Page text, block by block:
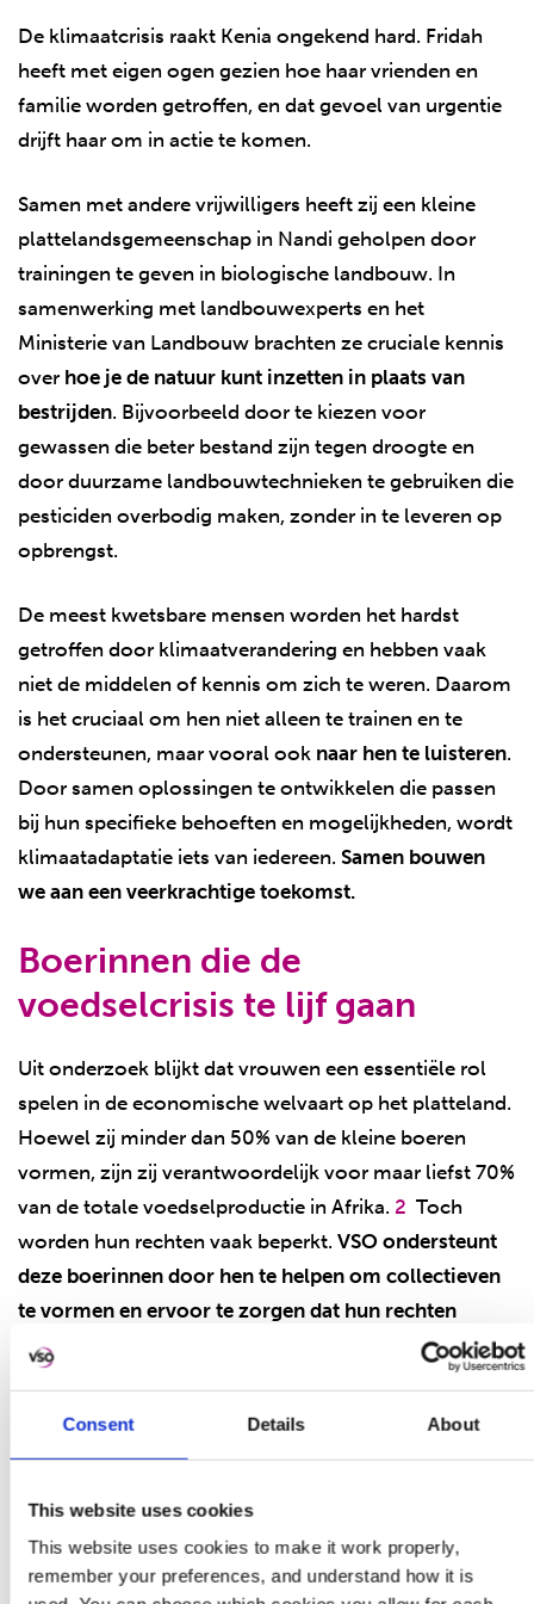
Consent Details About
This website uses cookies
This website uses cookies to make it work properly,
remember your preferences, and understand how it is
De klimaatcrisis raakt Kenia ongekend hard. Fridah
heeft met eigen ogen gezien hoe haar vrienden en
familie worden getroffen, en dat gevoel van urgentie
drijft haar om in actie te komen.
Samen met andere vrijwilligers heeft zij een kleine
plattelandsgemeenschap in Nandi geholpen door
trainingen te geven in biologische landbouw. In
samenwerking met landbouwexperts en het
Ministerie van Landbouw brachten ze cruciale kennis
over hoe je de natuur kunt inzetten in plaats van
bestrijden. Bijvoorbeeld door te kiezen voor
gewassen die beter bestand zijn tegen droogte en
door duurzame landbouwtechnieken te gebruiken die
pesticiden overbodig maken, zonder in te leveren op
opbrengst.
De meest kwetsbare mensen worden het hardst
getroffen door klimaatverandering en hebben vaak
niet de middelen of kennis om zich te weren. Daarom
is het cruciaal om hen niet alleen te trainen en te
ondersteunen, maar vooral ook naar hen te luisteren.
Door samen oplossingen te ontwikkelen die passen
bij hun specifieke behoeften en mogelijkheden, wordt
klimaatadaptatie iets van iedereen. Samen bouwen
we aan een veerkrachtige toekomst.
Boerinnen die de
voedselcrisis te lijf gaan
Uit onderzoek blijkt dat vrouwen een essentiële rol
spelen in de economische welvaart op het platteland.
Hoewel zij minder dan 50% van de kleine boeren
vormen, zijn zij verantwoordelijk voor maar liefst 70%
van de totale voedselproductie in Afrika. 2 Toch
worden hun rechten vaak beperkt. VSO ondersteunt
deze boerinnen door hen te helpen om collectieven
te vormen en ervoor te zorgen dat hun rechten
erkend worden.
Greenlink Group, The Fronteers Women Group en de
Alego Young Turks.